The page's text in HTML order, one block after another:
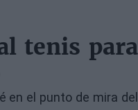
tenis para
en el punto de mira del